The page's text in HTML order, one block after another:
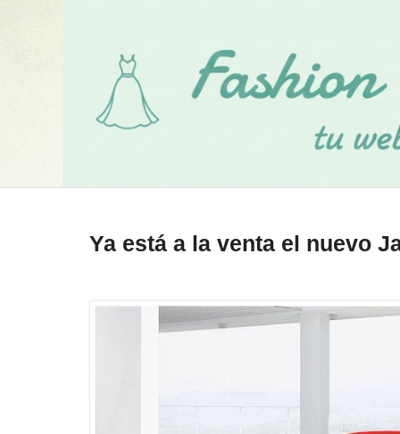
Ya está a la venta el nuevo